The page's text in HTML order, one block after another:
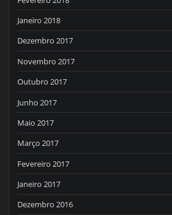
Janeiro 2018
Dezembro 2017
Novembro 2017
Outubro 2017
Junho 2017
Maio 2017
Março 2017
Fevereiro 2017
Janeiro 2017
Dezembro 2016